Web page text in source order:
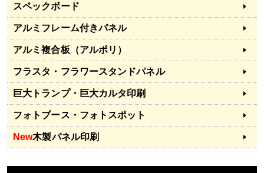
スペックボード
アルミフレーム付きパネル
アルミ複合板（アルポリ）
フラスタ・フラワースタンドパネル
巨大トランプ・巨大カルタ印刷
フォトブース・フォトスポット
New木製パネル印刷